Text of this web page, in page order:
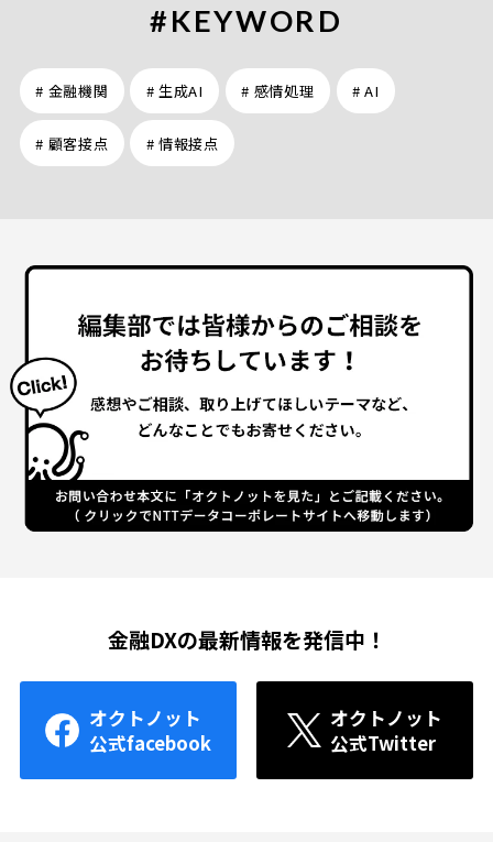
#KEYWORD
# 金融機関 # 生成AI # 感情処理 # AI
# 顧客接点 # 情報接点
金融DXの最新情報を発信中！
オクトノット
公式facebook
オクトノット
公式Twitter